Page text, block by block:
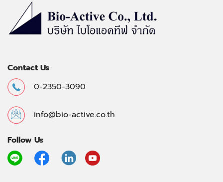
Contact Us
0-2350-3090
info@bio-active.co.th
Follow Us